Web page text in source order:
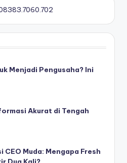
Menjadi Pengusaha? Ini
Akurat di Tengah
CEO Muda: Mengapa Fresh